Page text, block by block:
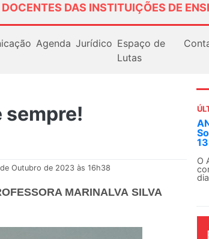
DAS INSTITUIÇÕES DE
Agenda Jurídico Espaço de
Lutas
sempre!
Outubro de 2023 às 16h38
MARINALVA SILVA